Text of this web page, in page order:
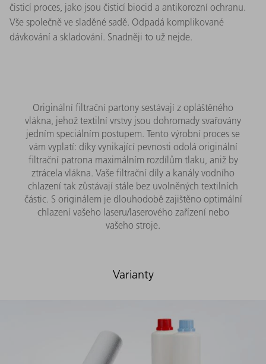
čisticí proces, jako jsou čisticí biocid a antikorozní ochranu.
Vše společně ve sladěné sadě. Odpadá komplikované
dávkování a skladování. Snadněji to už nejde.
Originální filtrační partony sestávají z opláštěného
vlákna, jehož textilní vrstvy jsou dohromady svařovány
jedním speciálním postupem. Tento výrobní proces se
vám vyplatí: díky vynikající pevnosti odolá originální
filtrační patrona maximálním rozdílům tlaku, aniž by
ztrácela vlákna. Vaše filtrační díly a kanály vodního
chlazení tak zůstávají stále bez uvolněných textilních
částic. S originálem je dlouhodobě zajištěno optimální
chlazení vašeho laseru/laserového zařízení nebo
vašeho stroje.
Varianty